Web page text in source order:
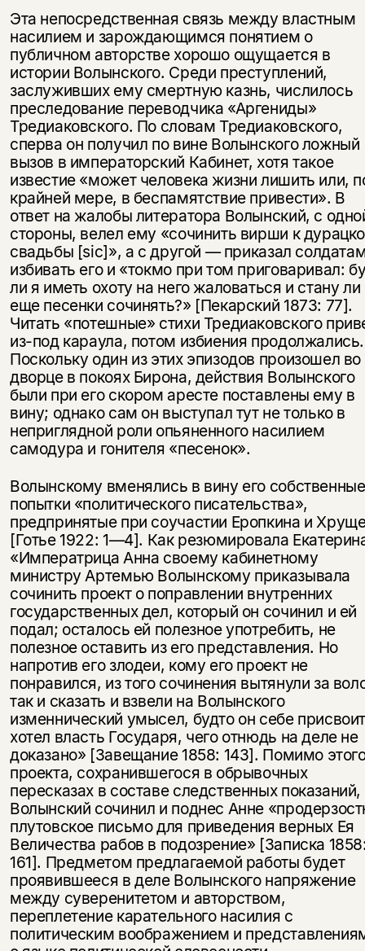
Эта непосредственная связь между властным
насилием и зарождающимся понятием о
публичном авторстве хорошо ощущается в
истории Волынского. Среди преступлений,
заслуживших ему смертную казнь, числилось
преследование переводчика «Аргениды»
Тредиаковского. По словам Тредиаковского,
сперва он получил по вине Волынского ложный
вызов в императорский Кабинет, хотя такое
известие «может человека жизни лишить или,
крайней мере, в беспамятствие привести». В
ответ на жалобы литератора Волынский, с
стороны, велел ему «сочинить вирши к
свадьбы [sic]», а с другой — приказал
избивать его и «токмо при том приговаривал:
ли я иметь охоту на него жаловаться и стану ли
еще песенки сочинять?» [Пекарский 1873: 77].
Читать «потешные» стихи Тредиаковского
из-под караула, потом избиения продолжались.
Поскольку один из этих эпизодов произошел во
дворце в покоях Бирона, действия Волынского
были при его скором аресте поставлены ему в
вину; однако сам он выступал тут не только в
неприглядной роли опьяненного насилием
самодура и гонителя «песенок».
Волынскому вменялись в вину его собственные
попытки «политического писательства»,
предпринятые при соучастии Еропкина и
[Готье 1922: 1—4]. Как резюмировала
«Императрица Анна своему кабинетному
министру Артемью Волынскому приказывала
сочинить проект о поправлении внутренних
государственных дел, который он сочинил и ей
подал; осталось ей полезное употребить, не
полезное оставить из его представления. Но
напротив его злодеи, кому его проект не
понравился, из того сочинения вытянули за
так и сказать и взвели на Волынского
изменнический умысел, будто он себе
хотел власть Государя, чего отнюдь на деле не
доказано» [Завещание 1858: 143]. Помимо
проекта, сохранившегося в обрывочных
пересказах в составе следственных показаний,
Волынский сочинил и поднес Анне
плутовское письмо для приведения верных Ея
Величества рабов в подозрение» [Записка
161]. Предметом предлагаемой работы будет
проявившееся в деле Волынского напряжение
между суверенитетом и авторством,
переплетение карательного насилия с
политическим воображением и